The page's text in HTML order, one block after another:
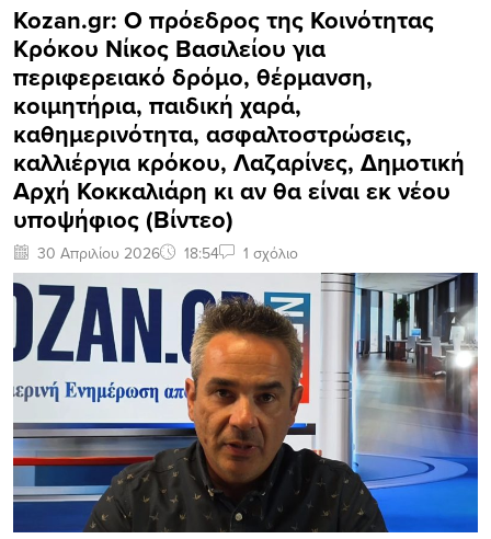
Kozan.gr: Ο πρόεδρος της Κοινότητας
Κρόκου Νίκος Βασιλείου για
περιφερειακό δρόμο, θέρμανση,
κοιμητήρια, παιδική χαρά,
καθημερινότητα, ασφαλτοστρώσεις,
καλλιέργια κρόκου, Λαζαρίνες, Δημοτική
Αρχή Κοκκαλιάρη κι αν θα είναι εκ νέου
υποψήφιος (Βίντεο)
30 Απριλίου 2026 18:54 1 σχόλιο